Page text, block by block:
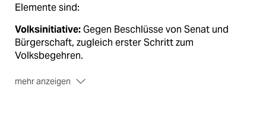
Elemente sind:
Volksinitiative:Gegen Beschlüsse von Senat und
Bürgerschaft, zugleich erster Schritt zum
Volksbegehren.
mehr anzeigen